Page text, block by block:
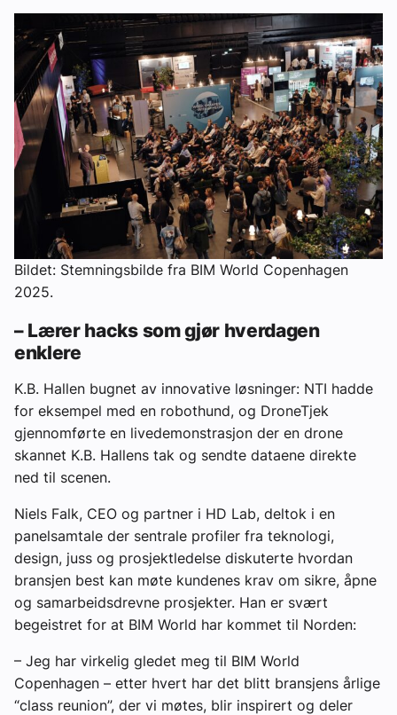
Bildet: Stemningsbilde fra BIM World Copenhagen
2025.
– Lærer hacks som gjør hverdagen
enklere
K.B. Hallen bugnet av innovative løsninger: NTI hadde
for eksempel med en robothund, og DroneTjek
gjennomførte en livedemonstrasjon der en drone
skannet K.B. Hallens tak og sendte dataene direkte
ned til scenen.
Niels Falk, CEO og partner i HD Lab, deltok i en
panelsamtale der sentrale profiler fra teknologi,
design, juss og prosjektledelse diskuterte hvordan
bransjen best kan møte kundenes krav om sikre, åpne
og samarbeidsdrevne prosjekter. Han er svært
begeistret for at BIM World har kommet til Norden:
– Jeg har virkelig gledet meg til BIM World
Copenhagen – etter hvert har det blitt bransjens årlige
“class reunion”, der vi møtes, blir inspirert og deler